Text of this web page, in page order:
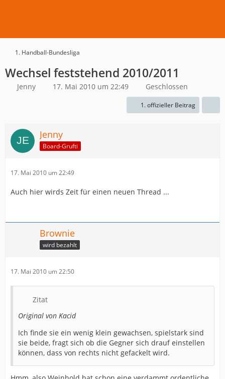
1. Handball-Bundesliga
Wechsel feststehend 2010/2011
Jenny 17. Mai 2010 um 22:49 Geschlossen
1. offizieller Beitrag
Jenny
Board-Grufti
17. Mai 2010 um 22:49
Auch hier wirds Zeit für einen neuen Thread ...
Brownie
wird bezahlt
17. Mai 2010 um 22:50
Zitat
Original von Kacid
Ich finde sie ein wenig klein gewachsen, spielstark sind
sie beide, fragt sich ob die Gegner sich drauf einstellen
können, dass von rechts nicht gefackelt wird.